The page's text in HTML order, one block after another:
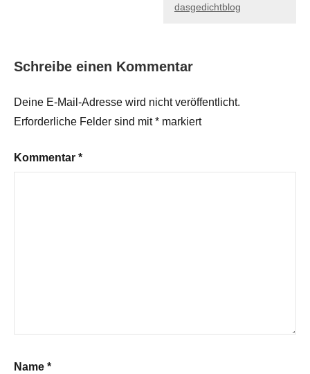
dasgedichtblog
Schreibe einen Kommentar
Deine E-Mail-Adresse wird nicht veröffentlicht.
Erforderliche Felder sind mit* markiert
Kommentar *
Name *